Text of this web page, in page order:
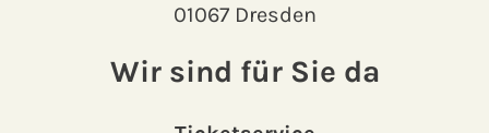
01067 Dresden
Wir sind für Sie da